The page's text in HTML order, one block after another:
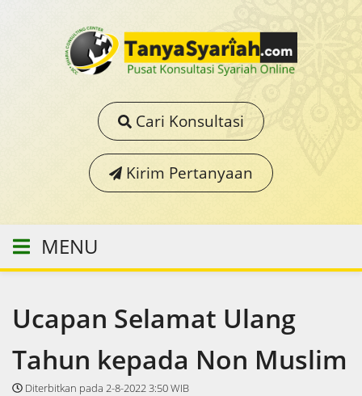
Cari Konsultasi
Kirim Pertanyaan
MENU
Ucapan Selamat Ulang
Tahun kepada Non Muslim
Diterbitkan pada 2-8-2022 3:50 WIB